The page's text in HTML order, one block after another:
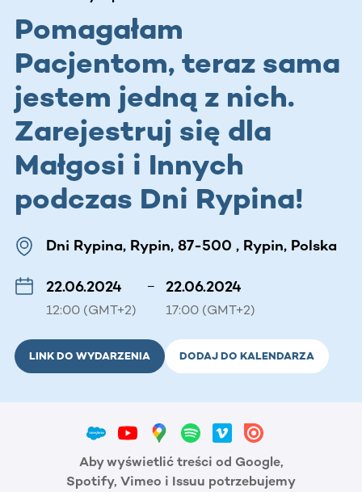
Pomagałam
Pacjentom, teraz sama
jestem jedną z nich.
Zarejestruj się dla
Małgosi i Innych
podczas Dni Rypina!
Dni Rypina, Rypin, 87-500 , Rypin, Polska
22.06.2024
12:00 (GMT+2)
– 22.06.2024
17:00 (GMT+2)
LINK DO WYDARZENIA DODAJ DO KALENDARZA
Aby wyświetlić treści od Google,
Spotify, Vimeo i Issuu potrzebujemy